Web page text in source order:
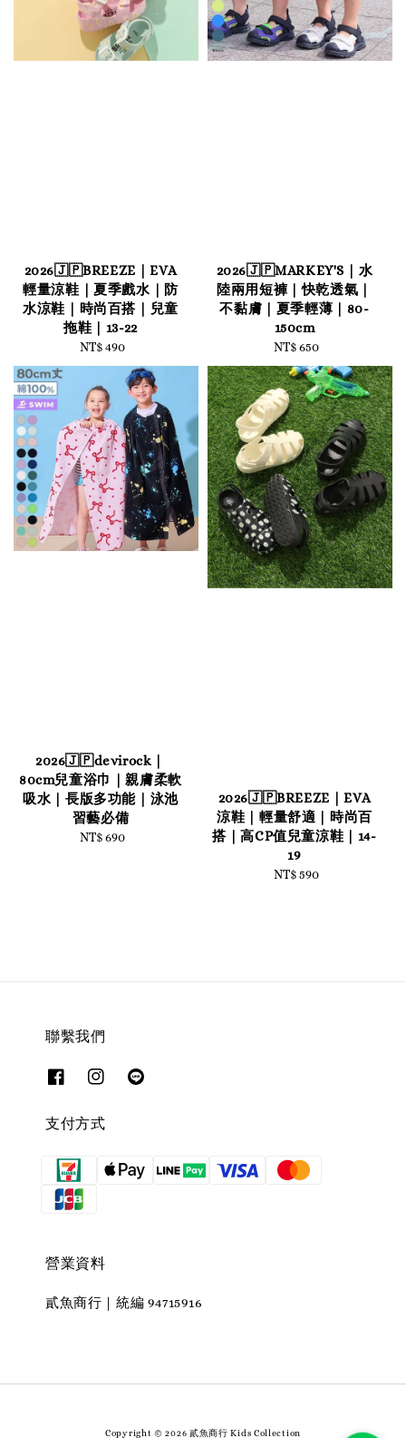
2026🇯🇵BREEZE｜EVA
輕量涼鞋｜夏季戲水｜防
水涼鞋｜時尚百搭｜兒童
拖鞋｜13-22
Regular
price
NT$ 490
2026🇯🇵MARKEY'S｜水
陸兩用短褲｜快乾透氣｜
不黏膚｜夏季輕薄｜80-
150cm
Regular
price
NT$ 650
2026🇯🇵devirock｜
80cm兒童浴巾｜親膚柔軟
吸水｜長版多功能｜泳池
習藝必備
Regular
NT$ 690
2026🇯🇵BREEZE｜EVA
涼鞋｜輕量舒適｜時尚百
搭｜高CP值兒童涼鞋｜14-
19
Regular
NT$ 590
聯繫我們
支付方式
營業資料
貳魚商行｜統編 94715916
Copyright © 2026 貳魚商行 Kids Collection